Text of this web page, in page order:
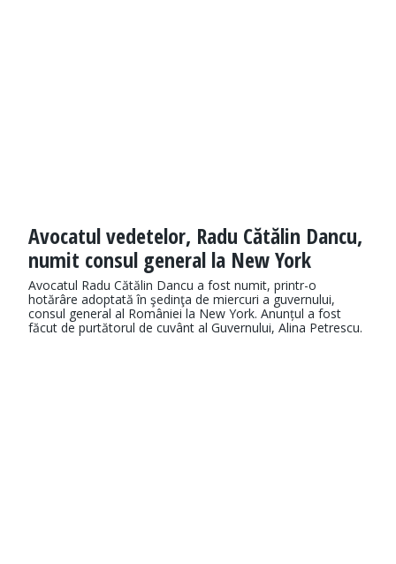
Avocatul vedetelor, Radu Cătălin Dancu,
numit consul general la New York
Avocatul Radu Cătălin Dancu a fost numit, printr-o
hotărâre adoptată în şedinţa de miercuri a guvernului,
consul general al României la New York. Anunțul a fost
făcut de purtătorul de cuvânt al Guvernului, Alina Petrescu.